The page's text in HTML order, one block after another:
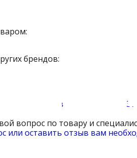
брендов:
110 товаров
вопрос по товару и
или оставить отзыв вам